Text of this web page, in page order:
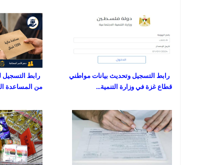
رابط التسجيل وتحديث بيانات مواطني
قطاع غزة في وزارة التنمية...
رابط التسجيل
من المساعدة